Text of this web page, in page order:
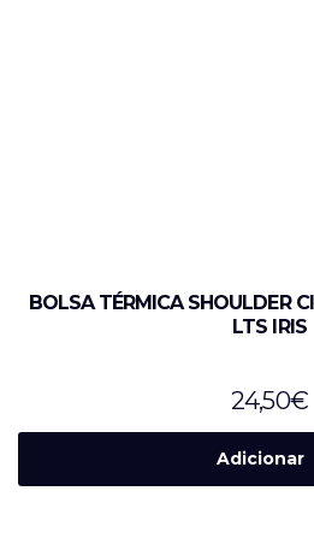
BOLSA TÉRMICA SHOULDER
LTS IRIS
24,50€
Adicionar